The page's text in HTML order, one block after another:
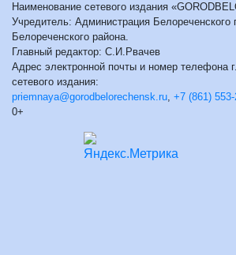
Наименование сетевого издания
Учредитель: Администрация Белореченского
Белореченского района.
Главный редактор: С.И.Рвачев
Адрес электронной почты и номер телефона
сетевого издания:
priemnaya@gorodbelorechensk.ru +7 (861)
0+